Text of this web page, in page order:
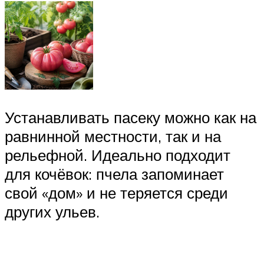
Устанавливать пасеку можно как на
равнинной местности, так и на
рельефной. Идеально подходит
для кочёвок: пчела запоминает
свой «дом» и не теряется среди
других ульев.